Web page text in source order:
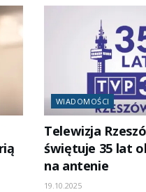
WIADOMOŚCI
Telewizja
świętuje 35 lat
na antenie
19.10.2025